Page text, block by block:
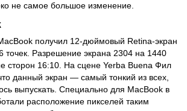
не самое большое изменение.
получил 12-дюймовый Retina-экран
точек. Разрешение экрана 2304 на 1440
сторон 16:10. На сцене Yerba Buena Фил
данный экран — самый тонкий из всех,
выпускать. Специально для MacBook в
расположение пикселей таким